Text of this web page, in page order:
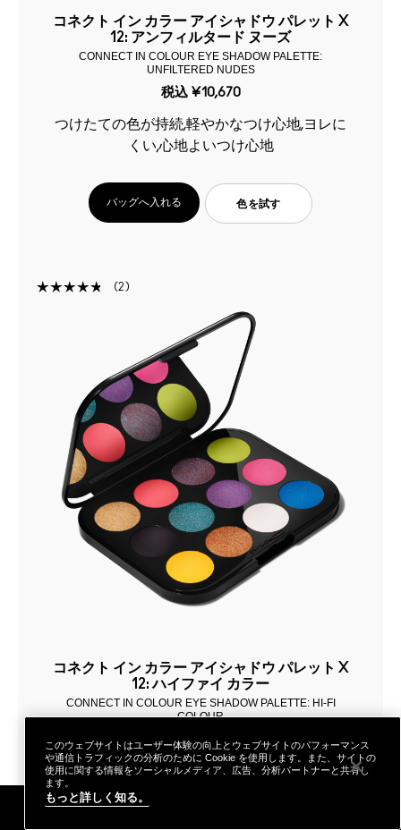
コネクト イン カラー アイシャドウ パレット X
12: アンフィルタード ヌーズ
CONNECT IN COLOUR EYE SHADOW PALETTE:
UNFILTERED NUDES
税込 ¥10,670
つけたての色が持続,軽やかなつけ心地,ヨレに
くい,心地よいつけ心地
バッグへ入れる 色を試す
2
コネクト イン カラー アイシャドウ パレット X
12: ハイファイ カラー
CONNECT IN COLOUR EYE SHADOW PALETTE: HI-FI
COLOUR
税込¥10,670
つけたての色が持続,軽やかなつけ心地,ヨレに
くい,心地よいつけ心地
あなたはM･A･Cラバー ロイヤリティ プログ
メールマガジン登録
このウェブサイトはユーザー体験の向上とウェブサイトのパフォーマンス
や通信トラフィックの分析のために Cookie を使用します。また、サイトの
使用に関する情報をソーシャルメディア、広告、分析パートナーと共有し
ます。
もっと詳しく知る。